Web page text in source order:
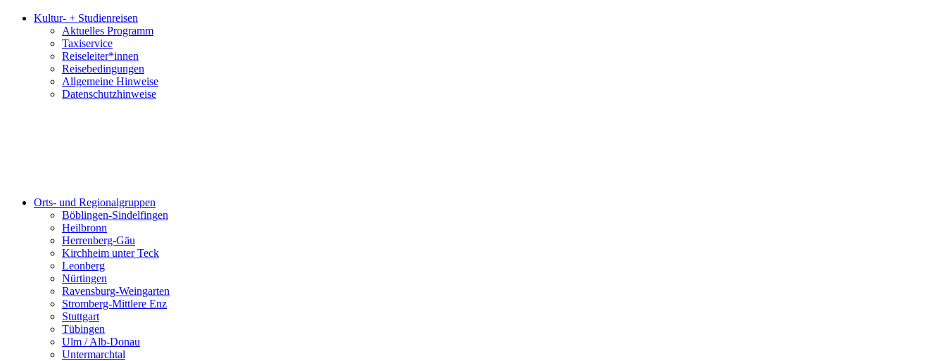
Kultur- + Studienreisen
Aktuelles Programm
Taxiservice
Reiseleiter*innen
Reisebedingungen
Allgemeine Hinweise
Datenschutzhinweise
Orts- und Regionalgruppen
Böblingen-Sindelfingen
Heilbronn
Herrenberg-Gäu
Kirchheim unter Teck
Leonberg
Nürtingen
Ravensburg-Weingarten
Stromberg-Mittlere Enz
Stuttgart
Tübingen
Ulm / Alb-Donau
Untermarchtal